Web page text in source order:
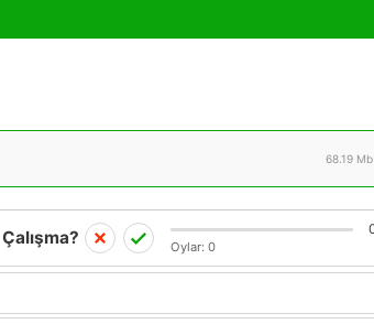
68.19 Mb
Çalışma? Oylar: 0